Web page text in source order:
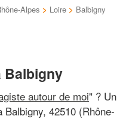
Alpes > Loire > Balbigny
Balbigny
autour de moi" ? Un
42510 (Rhône-